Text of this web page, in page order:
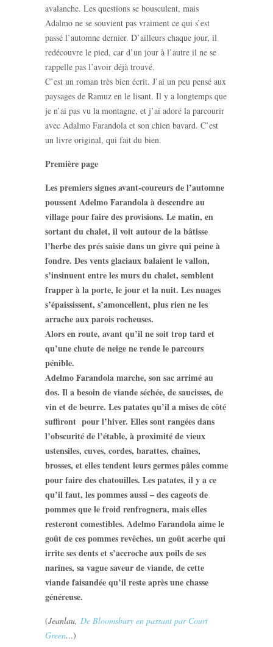
avalanche. Les questions se bousculent, mais
Adalmo ne se souvient pas vraiment ce qui s’est
passé l’automne dernier. D’ailleurs chaque jour, il
redécouvre le pied, car d’un jour à l’autre il ne se
rappelle pas l’avoir déjà trouvé.
C’est un roman très bien écrit. J’ai un peu pensé aux
paysages de Ramuz en le lisant. Il y a longtemps que
je n’ai pas vu la montagne, et j’ai adoré la parcourir
avec Adalmo Farandola et son chien bavard. C’est
un livre original, qui fait du bien.
Première page
Les premiers signes avant-coureurs de l’automne
poussent Adelmo Farandola à descendre au
village pour faire des provisions. Le matin, en
sortant du chalet, il voit autour de la bâtisse
l’herbe des prés saisie dans un givre qui peine à
fondre. Des vents glaciaux balaient le vallon,
s’insinuent entre les murs du chalet, semblent
frapper à la porte, le jour et la nuit. Les nuages
s’épaississent, s’amoncellent, plus rien ne les
arrache aux parois rocheuses.
Alors en route, avant qu’il ne soit trop tard et
qu’une chute de neige ne rende le parcours
pénible.
Adelmo Farandola marche, son sac arrimé au
dos. Il a besoin de viande séchée, de saucisses, de
vin et de beurre. Les patates qu’il a mises de côté
suffiront pour l’hiver. Elles sont rangées dans
l’obscurité de l’étable, à proximité de vieux
ustensiles, cuves, cordes, barattes, chaînes,
brosses, et elles tendent leurs germes pâles comme
pour faire des chatouilles. Les patates, il y a ce
qu’il faut, les pommes aussi – des cageots de
pommes que le froid renfrognera, mais elles
resteront comestibles. Adelmo Farandola aime le
goût de ces pommes revêches, un goût acerbe qui
irrite ses dents et s’accroche aux poils de ses
narines, sa vague saveur de viande, de cette
viande faisandée qu’il reste après une chasse
généreuse.
(Jeanlau, De Bloomsbury en passant par Court
Green…)